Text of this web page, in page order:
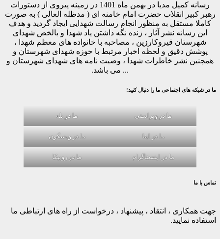
رسانه کمیل مدیا در بهمن ماه 1401 در زمینه پیروی از دستورات
رهبر کبیر انقلاب حضرت امام خامنه ای ( مدظله العالی ) به صورت
کاملا مستقل به منظور انجام رسالت شهدایی ایجاد گردید و هدف
این رسانه نشر آثار ، زنده نگه داشتن یاد شهدا و بالخص شهدای
شهرستان قیروکارزین ، مصاحبه با خانواده های معظم شهدا ،
پوشش دقیق و لحظه اخبار مرتبط با حوزه شهدای شهرستان و
همچنین نشر خاطرات شهدا ، وصیت نامه های شهدای شهرستان و
... می باشد.
ما در شبکه های اجتماعی ما را دنبال کنید!
ما در ویراستی ما در بله
ما در ایتا ما در ویسگون
ما در اینستاگرام ما در روبیکا
تماس با ما
جهت همکاری ، انتقاد ، پیشنهاد ، درخواست از راه های ارتباطی ما
استفاده نمایید.